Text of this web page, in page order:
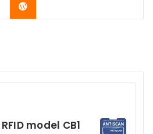
Buy Now
model CB1